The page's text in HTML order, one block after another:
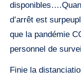
d’arrêt est
que la pandémie
personnel de
Finie la